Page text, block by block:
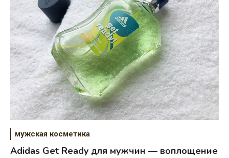
мужская косметика
Adidas Get Ready для мужчин — воплощение